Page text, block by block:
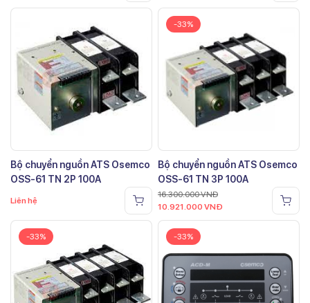
Bộ chuyển nguồn ATS Osemco
OSS-61 TN 2P 100A
Liên hệ
-33%
Bộ chuyển nguồn ATS Osemco
OSS-61 TN 3P 100A
16.300.000VNĐ
10.921.000 VNĐ
-33% -33%